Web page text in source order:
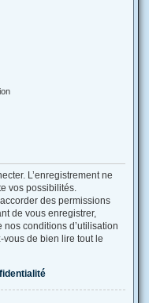
L’enregistrement ne
vos possibilités.
des permissions
de vous enregistrer,
conditions d’utilisation
de bien lire tout le